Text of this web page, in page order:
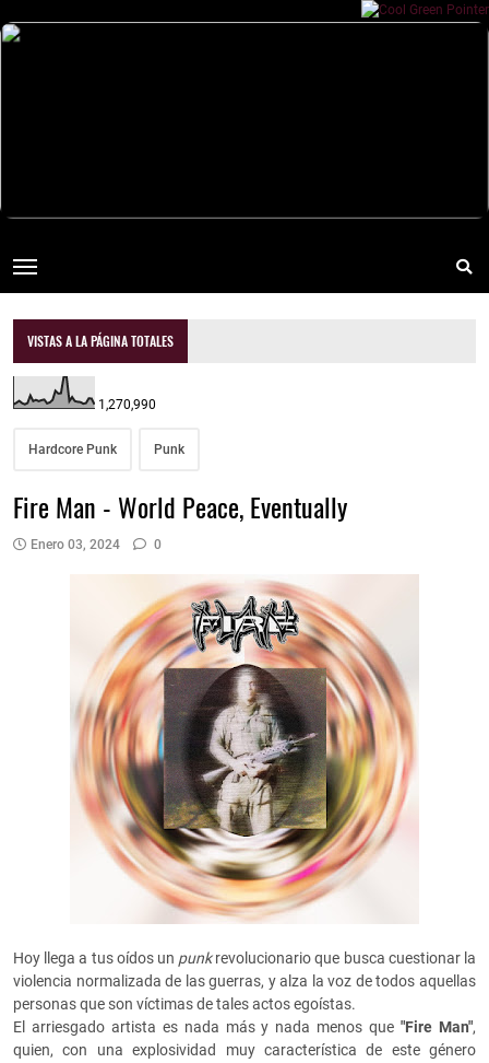
VISTAS A LA PÁGINA TOTALES
1,270,990
Hardcore Punk Punk
Fire Man - World Peace, Eventually
Enero 03, 2024 0
Hoy llega a tus oídos un punkrevolucionario que busca cuestionar la
violencia normalizada de las guerras, y alza la voz de todos aquellas
personas que son víctimas de tales actos egoístas.
El arriesgado artista es nada más y nada menos que"Fire Man",
quien, con una explosividad muy característica de este género